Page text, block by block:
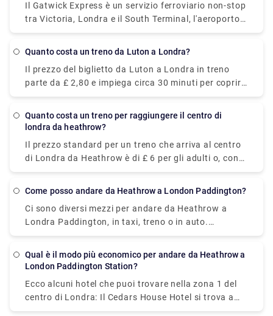
(solo andata). Il viaggio più veloce ti porterà a
destinazione in circa 2 ore. Le fermate tra
Gatwick (South Terminal, North Terminal), Lower
Kingswood, Banstead, Belmont, Sutton Rail Station,
Sutton Centre, Rosehill, Mitcham, Streatham,
Stockwell, Vauxhall e Victoria Coach Station.
Il Gatwick Express è un servizio ferroviario non-stop
tra Victoria, Londra e il South Terminal, l'aeroporto
di Gatwick. Il treno Gatwick Express parte da
partenza è di £ 19,90 e impiega circa 1 ora per
raggiungere la destinazione.
Quanto costa un treno da Luton a Londra?
Il prezzo del biglietto da Luton a Londra in treno
parte da £ 2,80 e impiega circa 30 minuti per coprire
29 miglia con una frequenza di 677 treni al giorno.
percorrenza potrebbero allungarsi rispetto a quanto
Quanto costa un treno per raggiungere il centro di
londra da heathrow?
Il prezzo standard per un treno che arriva al centro
di Londra da Heathrow è di £ 6 per gli adulti o, con
una carta di credito contactless, un biglietto singolo
seconda degli orari, del percorso e della classe che
prenoti e di solito non è così conveniente se prenoti
di giorno.
Come posso andare da Heathrow a London Paddington?
Ci sono diversi mezzi per andare da Heathrow a
Londra Paddington, in taxi, treno o in auto.
Tuttavia, il modo migliore è prenotare un servizio
abbastanza (dipende dall'orario di ritiro, dal numero
coprire la distanza. Puoi prenotare il taxi dal nostro
sito web (Rydeu) e ottenere un viaggio senza
Qual è il modo più economico per andare da Heathrow a
London Paddington Station?
Ecco alcuni hotel che puoi trovare nella zona 1 del
centro di Londra: Il Cedars House Hotel si trova a
meno di un miglio dalla stazione della metropolitana